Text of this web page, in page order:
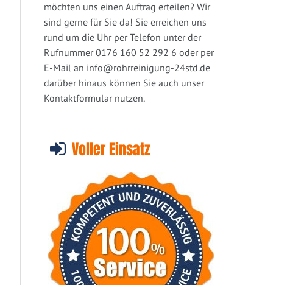
möchten uns einen Auftrag erteilen? Wir
sind gerne für Sie da! Sie erreichen uns
rund um die Uhr per Telefon unter der
Rufnummer 0176 160 52 292 6 oder per
E-Mail an info@rohrreinigung-24std.de
darüber hinaus können Sie auch unser
Kontaktformular nutzen.
Voller Einsatz